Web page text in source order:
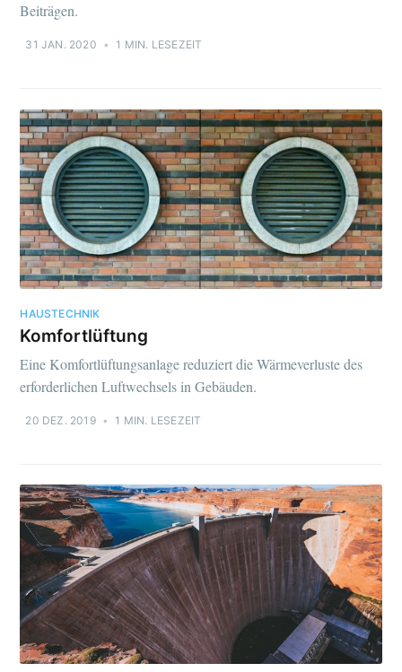
Beiträgen.
31 JAN. 2020 • 1 MIN. LESEZEIT
HAUSTECHNIK
Komfortlüftung
Eine Komfortlüftungsanlage reduziert die Wärmeverluste des
erforderlichen Luftwechsels in Gebäuden.
20 DEZ. 2019 • 1 MIN. LESEZEIT